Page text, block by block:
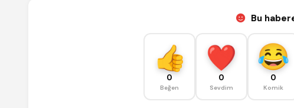
Bu
0
Beğen
0
Sevdim
0
Komik